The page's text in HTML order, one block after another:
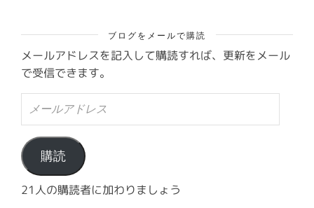
ブログをメールで購読
メールアドレスを記入して購読すれば、更新をメール
で受信できます。
ル
ア
ド
レ
ス
購読
21人の購読者に加わりましょう